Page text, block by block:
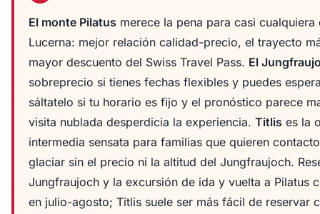
El monte Pilatus merece la pena para casi cualquiera
Lucerna: mejor relación calidad-precio, el trayecto
mayor descuento del Swiss Travel Pass. El
sobreprecio si tienes fechas flexibles y puedes
sáltatelo si tu horario es fijo y el pronóstico parece
visita nublada desperdicia la experiencia. Titlis es la
intermedia sensata para familias que quieren
glaciar sin el precio ni la altitud del Jungfraujoch.
Jungfraujoch y la excursión de ida y vuelta a Pilatus
en julio-agosto; Titlis suele ser más fácil de reservar